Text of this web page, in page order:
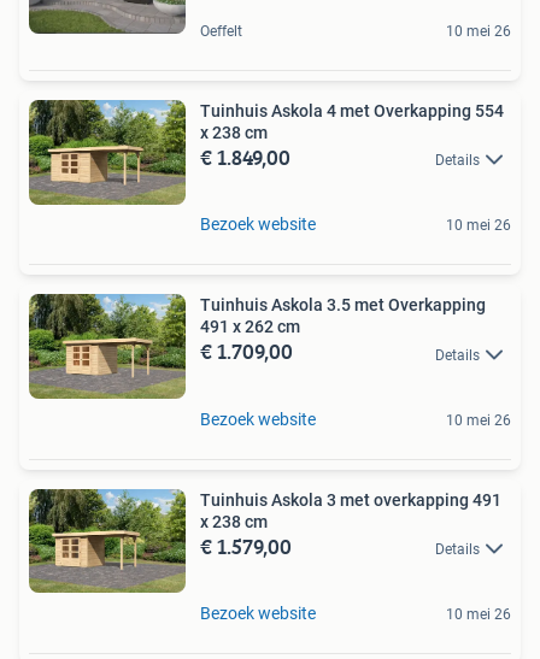
Oeffelt 10 mei 26
Tuinhuis Askola 4 met Overkapping 554
x 238 cm
€ 1.849,00 Details
Bezoek website 10 mei 26
Tuinhuis Askola 3.5 met Overkapping
491 x 262 cm
€ 1.709,00 Details
Bezoek website 10 mei 26
Tuinhuis Askola 3 met overkapping 491
x 238 cm
€ 1.579,00 Details
Bezoek website 10 mei 26